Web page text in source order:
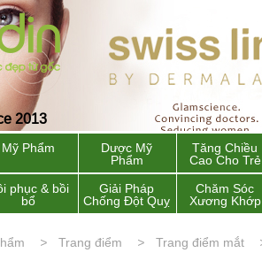
2013
Mỹ Phẩm
Dược Mỹ
Phẩm
Tăng Chiều
Cao Cho Trẻ
phục & bồi
bổ
Giải Pháp
Chống Đột Quỵ
Chăm Sóc
Xương Khớp
Trang điểm Trang điểm mắt